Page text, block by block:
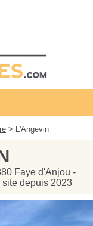
> L'Angevin
Faye d'Anjou -
site depuis 2023